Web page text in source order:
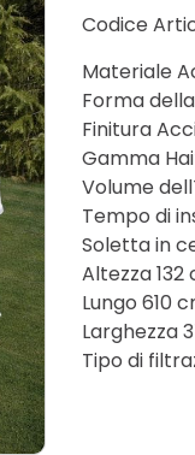
Codice
Materiale
Forma
Finitura
Gamma
Volume
Tempo di
Soletta in
Altezza 132
Lungo 610
Larghezza
Tipo di